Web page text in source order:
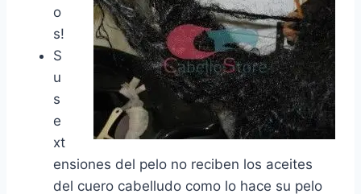
o
s!
S
u
s
e
xt
ensiones del pelo no reciben los aceites
del cuero cabelludo como lo hace su pelo